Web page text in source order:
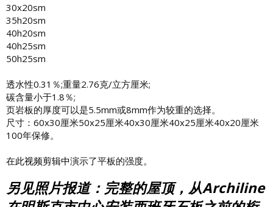
30x20sm
35h20sm
40h20sm
40h25sm
50h25sm
透水性0.31％;重量2.76克/立方厘米;
碳含量小于1.8％;
页岩板的厚度可以是5.5mm或8mm作为较重的选择。
尺寸：60x30厘米50x25厘米40x30厘米40x25厘米40x20厘米
100年保修。
在此视频剪辑中演示了平板的强度。
另见照片报道：完整的屋顶，从Archiline